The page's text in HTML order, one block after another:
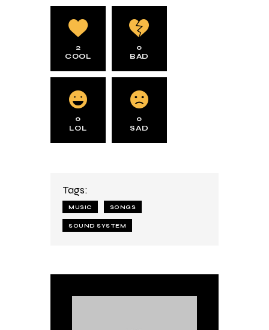
2
COOL
0
BAD
0
LOL
0
SAD
Tags:
MUSIC SONGS
SOUND SYSTEM